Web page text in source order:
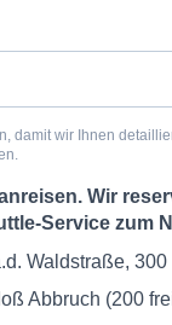
damit wir Ihnen
Wir
Service zum
Waldstraße,
Abbruch (200